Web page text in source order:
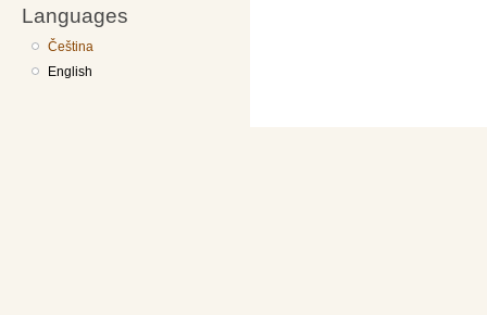
Languages
Čeština
English